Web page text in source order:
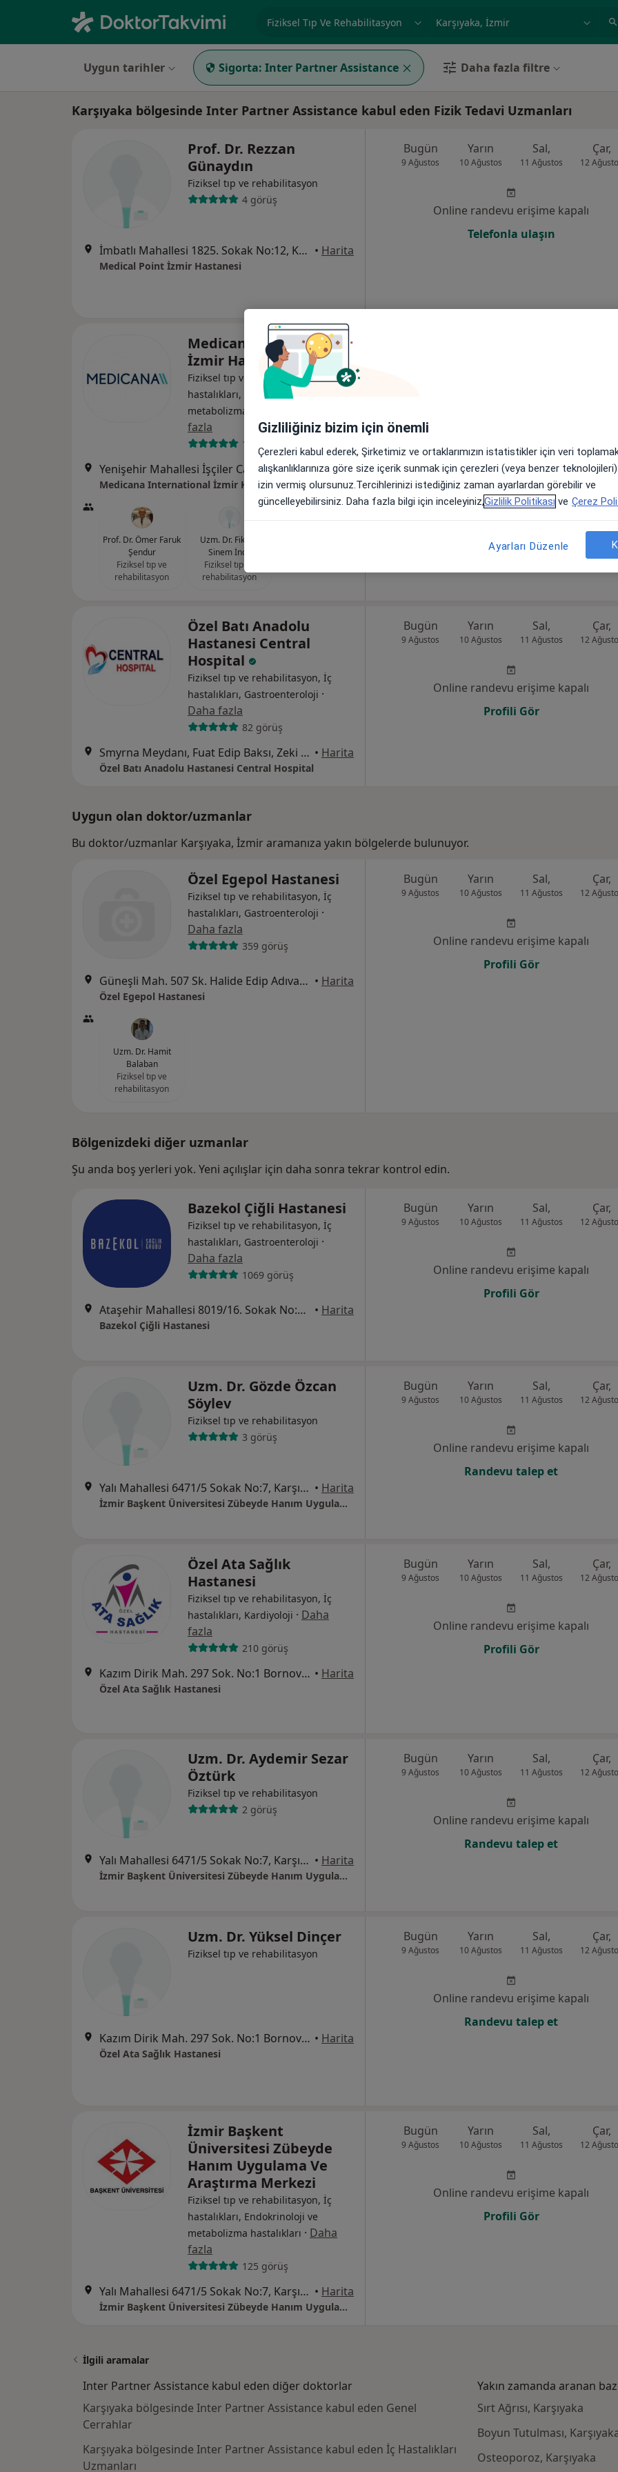
örnek: İstanbul
Uygun tarihler Sigorta: Inter Partner Assistance Daha fazla filtre
Karşıyaka bölgesinde Inter Partner Assistance kabul eden Fizik Tedavi Uzmanları
Prof. Dr. Rezzan
Günaydın
Fiziksel tıp ve rehabilitasyon
4 görüş
İmbatlı Mahallesi 1825. Sokak No:12, Karşıyaka • Harita
Medical Point İzmir Hastanesi
Bugün
9 Ağustos
Yarın
10 Ağustos
Sal,
11 Ağustos
Çar,
12
Online randevu erişime kapalı
Telefonla ulaşın
Medicana International
İzmir Hastanesi
Fiziksel tıp ve rehabilitasyon, İç
hastalıkları, Endokrinoloji ve
metabolizma hastalıkları
fazla
1266 görüş
Yenişehir Mahallesi İşçiler Caddesi No:126, Konak • Harita
Medicana International İzmir Hastanesi
Prof. Dr. Ömer Faruk
Şendur
Fiziksel tıp ve
rehabilitasyon
Uzm. Dr. Fikriye
Sinem İnce
Fiziksel tıp ve
rehabilitasyon
Özel Batı Anadolu
Hastanesi Central
Hospital
Fiziksel tıp ve rehabilitasyon, İç
hastalıkları, Gastroenteroloji ·
Daha fazla
82 görüş
Smyrna Meydanı, Fuat Edip Baksı, Zeki Yavaş Sk. No: 2 D:2,, Bayraklı • Harita
Özel Batı Anadolu Hastanesi Central Hospital
Bugün
9 Ağustos
Yarın
10 Ağustos
Sal,
11 Ağustos
Çar,
12
Online randevu erişime kapalı
Profili Gör
Uygun olan doktor/uzmanlar
Bu doktor/uzmanlar Karşıyaka, İzmir aramanıza yakın bölgelerde bulunuyor.
Özel Egepol Hastanesi
Fiziksel tıp ve rehabilitasyon, İç
hastalıkları, Gastroenteroloji ·
Daha fazla
359 görüş
Güneşli Mah. 507 Sk. Halide Edip Adıvar Bul. No:3, Konak • Harita
Özel Egepol Hastanesi
Uzm. Dr. Hamit
Balaban
Fiziksel tıp ve
rehabilitasyon
Bugün
9 Ağustos
Yarın
10 Ağustos
Sal,
11 Ağustos
Çar,
12
Online randevu erişime kapalı
Profili Gör
Bölgenizdeki diğer uzmanlar
Şu anda boş yerleri yok. Yeni açılışlar için daha sonra tekrar kontrol edin.
Bazekol Çiğli Hastanesi
Fiziksel tıp ve rehabilitasyon, İç
hastalıkları, Gastroenteroloji ·
Daha fazla
1069 görüş
Ataşehir Mahallesi 8019/16. Sokak No:4, Çiğli • Harita
Bazekol Çiğli Hastanesi
Bugün
9 Ağustos
Yarın
10 Ağustos
Sal,
11 Ağustos
Çar,
12
Online randevu erişime kapalı
Profili Gör
Uzm. Dr. Gözde Özcan
Söylev
Fiziksel tıp ve rehabilitasyon
3 görüş
Yalı Mahallesi 6471/5 Sokak No:7, Karşıyaka • Harita
İzmir Başkent Üniversitesi Zübeyde Hanım Uygulama Ve Araştırma Merkezi
Bugün
9 Ağustos
Yarın
10 Ağustos
Sal,
11 Ağustos
Çar,
12
Online randevu erişime kapalı
Randevu talep et
Özel Ata Sağlık
Hastanesi
Fiziksel tıp ve rehabilitasyon, İç
hastalıkları, Kardiyoloji · Daha
fazla
210 görüş
Kazım Dirik Mah. 297 Sok. No:1 Bornova (Metro Stadyum Durağı), İzmir • Harita
Özel Ata Sağlık Hastanesi
Bugün
9 Ağustos
Yarın
10 Ağustos
Sal,
11 Ağustos
Çar,
12
Online randevu erişime kapalı
Profili Gör
Uzm. Dr. Aydemir Sezar
Öztürk
Fiziksel tıp ve rehabilitasyon
2 görüş
Yalı Mahallesi 6471/5 Sokak No:7, Karşıyaka • Harita
İzmir Başkent Üniversitesi Zübeyde Hanım Uygulama Ve Araştırma Merkezi
Bugün
9 Ağustos
Yarın
10 Ağustos
Sal,
11 Ağustos
Çar,
12
Online randevu erişime kapalı
Randevu talep et
Uzm. Dr. Yüksel Dinçer
Fiziksel tıp ve rehabilitasyon
Kazım Dirik Mah. 297 Sok. No:1 Bornova (Metro Stadyum Durağı), İzmir • Harita
Özel Ata Sağlık Hastanesi
Bugün
9 Ağustos
Yarın
10 Ağustos
Sal,
11 Ağustos
Çar,
12
Online randevu erişime kapalı
Randevu talep et
İzmir Başkent
Üniversitesi Zübeyde
Hanım Uygulama Ve
Araştırma Merkezi
Fiziksel tıp ve rehabilitasyon, İç
hastalıkları, Endokrinoloji ve
metabolizma hastalıkları · Daha
fazla
125 görüş
Yalı Mahallesi 6471/5 Sokak No:7, Karşıyaka • Harita
İzmir Başkent Üniversitesi Zübeyde Hanım Uygulama Ve Araştırma Merkezi
Bugün
9 Ağustos
Yarın
10 Ağustos
Sal,
11 Ağustos
Çar,
12
Online randevu erişime kapalı
Profili Gör
İlgili aramalar
Inter Partner Assistance kabul eden diğer doktorlar
Karşıyaka bölgesinde Inter Partner Assistance kabul eden Genel
Cerrahlar
Karşıyaka bölgesinde Inter Partner Assistance kabul eden İç Hastalıkları
Uzmanları
Yakın zamanda aranan
Sırt Ağrısı, Karşıyaka
Boyun Tutulması,
Osteoporoz, Karşıyaka
Gizliliğiniz bizim için önemli
Çerezleri kabul ederek, Şirketimiz ve ortaklarımızın istatistikler için veri
alışkanlıklarınıza göre size içerik sunmak için çerezleri (veya benzer
izin vermiş olursunuz.Tercihlerinizi istediğiniz zaman ayarlardan görebilir ve
güncelleyebilirsiniz. Daha fazla bilgi için inceleyiniz,Gizlilik Politikası ve Çerez
Ayarları Düzenle